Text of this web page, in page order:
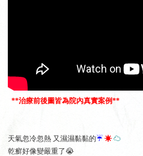
**治療前後圖皆
天氣忽冷忽熱 又濕濕黏黏的☔☀ ☁
乾癬好像變嚴重了😭